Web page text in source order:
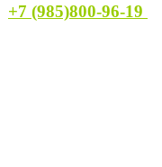
+7 (985)800-96-19